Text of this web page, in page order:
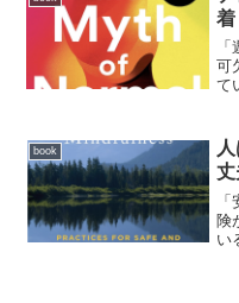
だ
着
可
て
は
book
丈
険
い